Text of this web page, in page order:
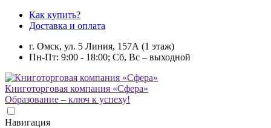
Как купить?
Доставка и оплата
г. Омск, ул. 5 Линия, 157А (1 этаж)
Пн-Пт: 9:00 - 18:00; Сб, Вс – выходной
Книготорговая компания «Сфера»
Образование – ключ к успеху!
Навигация